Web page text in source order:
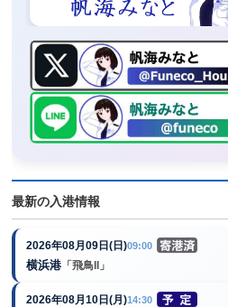
最新の入港情報
2026年08月09日(日)09:00
横浜港 「飛鳥II」
2026年08月10日(月)14:30